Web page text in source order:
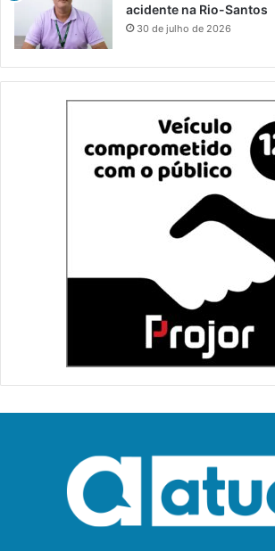
acidente na Rio-Santos
30 de julho de 2026